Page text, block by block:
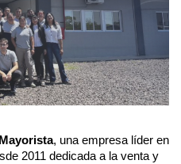
, una empresa líder en
2011 dedicada a la venta y